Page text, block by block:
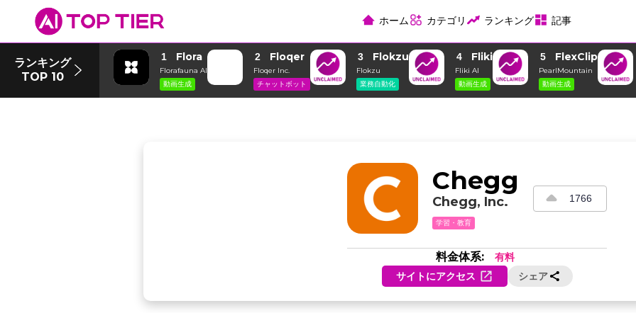
ホーム カテゴリ ランキング 記事
ランキング
TOP 10
1 Flora
Florafauna AI
動画生成
2 Floqer
Floqer Inc.
チャットボット
3 Flokzu
Flokzu
業務自動化
4 Fliki
Fliki AI
動画生成
5 FlexClip
PearlMountain
動画生成
Chegg
Chegg, Inc.
学習・教育
1766
料金体系: 有料
サイトにアクセス シェア